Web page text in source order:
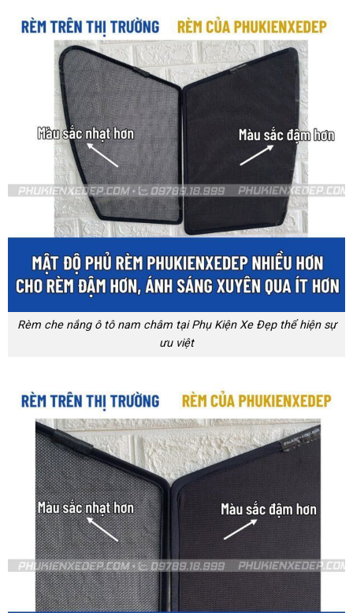
Rèm che nắng ô tô nam châm tại Phụ Kiện Xe Đẹp thể hiện sự
ưu việt